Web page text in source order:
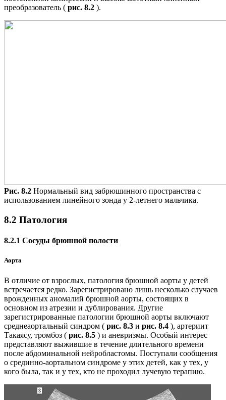
преобразователь ( рис. 8.2 ).
Рис. 8.2 Нормальный вид забрюшинного пространства с
использованием линейного зонда у 2-летнего мальчика.
8.2 Патология
8.2.1 Сосуды брюшной полости
Аорта
В отличие от взрослых, патология брюшной аорты у детей
встречается редко. Зарегистрировано лишь несколько случаев
врожденных аномалий брюшной аорты, состоящих в
основном из атрезии и дублирования. Другие
зарегистрированные патологии брюшной аорты включают
среднеаортальный синдром ( рис. 8.3 и рис. 8.4 ), артериит
Такаясу, тромбоз ( рис. 8.5 ) и аневризмы. Особый интерес
представляют выжившие в течение длительного времени
после абдоминальной нейробластомы. Поступали сообщения
о срединно-аортальном синдроме у этих детей, как у тех, у
кого была, так и у тех, кто не проходил лучевую терапию.